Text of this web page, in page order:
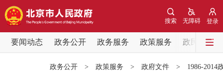
登录
无障碍
搜索
要闻动态 政务公开 政务服务 政策服务
政民互动
政务公开 > 政策服务 > 政府文件 > 1986-2014